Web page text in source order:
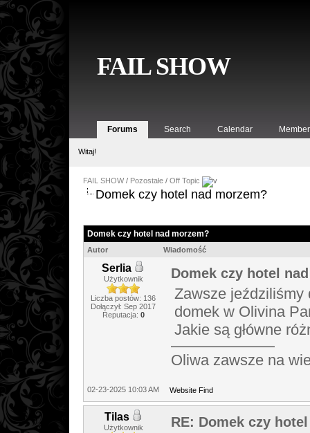
FAIL SHOW
Forums Search Calendar
Witaj!
FAIL SHOW/ Pozostałe / Off Topic
Domek czy hotel nad morzem?
Domek czy hotel nad morzem?
Autor Wiadomość
Serlia
Użytkownik
Liczba postów: 136
Dołączył: Sep 2017
Reputacja: 0
Domek czy hotel
Zawsze jeździliśmy
domek w Olivina
Jakie są główne
Oliwa zawsze na
02-23-2025 10:03 AM Website Find
Tilas
Użytkownik RE: Domek czy